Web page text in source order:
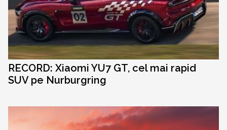
RECORD: Xiaomi YU7 GT, cel mai rapid
SUV pe Nurburgring